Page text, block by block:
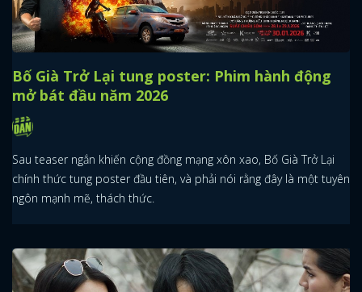
Bố Già Trở Lại tung poster: Phim hành động
mở bát đầu năm 2026
Sau teaser ngắn khiến cộng đồng mạng xôn xao, Bố Già Trở Lại
chính thức tung poster đầu tiên, và phải nói rằng đây là một tuyên
ngôn mạnh mẽ, thách thức.